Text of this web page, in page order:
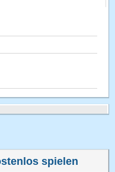
spielen